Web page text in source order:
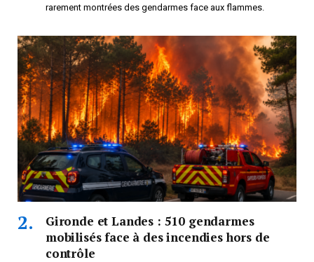
rarement montrées des gendarmes face aux flammes.
Gironde et Landes : 510 gendarmes
mobilisés face à des incendies hors de
contrôle